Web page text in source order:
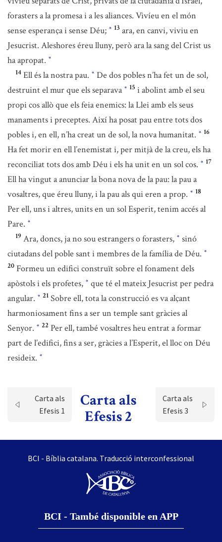
forasters a la promesa i a les aliances. Vivíeu en el món
sense esperança i sense Déu; * 13 ara, en canvi, viviu en
Jesucrist. Aleshores éreu lluny, però ara la sang del Crist us
ha apropat. *
14 Ell és la nostra pau. * De dos pobles n’ha fet un de sol,
destruint el mur que els separava * 15 i abolint amb el seu
propi cos allò que els feia enemics: la Llei amb els seus
manaments i preceptes. Així ha posat pau entre tots dos
pobles i, en ell, n’ha creat un de sol, la nova humanitat. * 16
Ha fet morir en ell l’enemistat i, per mitjà de la creu, els ha
reconciliat tots dos amb Déu i els ha unit en un sol cos. * 17
Ell ha vingut a anunciar la bona nova de la pau: la pau a
vosaltres, que éreu lluny, i la pau als qui eren a prop. * 18
Per ell, uns i altres, units en un sol Esperit, tenim accés al
Pare. *
19 Ara, doncs, ja no sou estrangers o forasters, * sinó
ciutadans del poble sant i membres de la família de Déu. *
20 Formeu un edifici construït sobre el fonament dels
apòstols i els profetes, * que té el mateix Jesucrist per pedra
angular. * 21 Sobre ell, tota la construcció es va alçant
harmoniosament fins a ser un temple sant gràcies al
Senyor. * 22 Per ell, també vosaltres heu entrat a formar
part de l’edifici, fins a ser, gràcies a l’Esperit, el lloc on Déu
resideix. *
Carta als
Efesis 1
Carta als
Efesis 2
Carta als
Efesis 3
BCI - Bíblia catalana. Traducció interconfessional
BCI - També disponible en APP